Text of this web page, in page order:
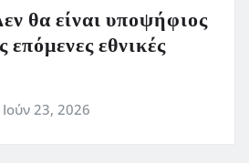
θα είναι υποψήφιος
εθνικές
Ιούν 23, 2026